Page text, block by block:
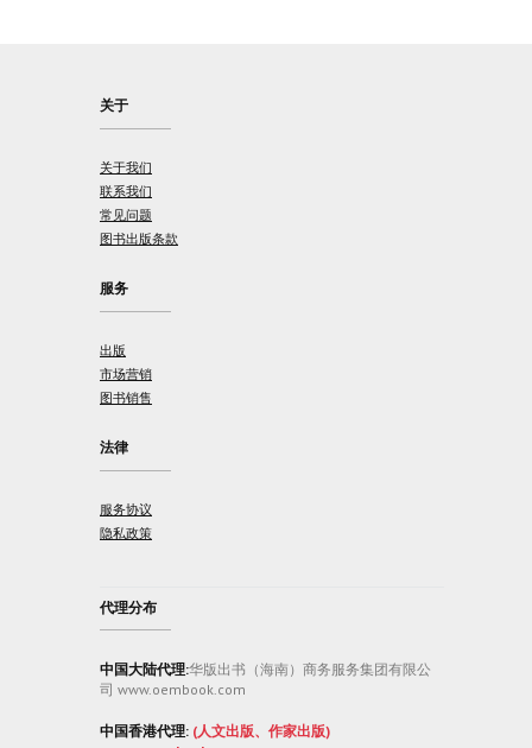
关于
关于我们
联系我们
常见问题
图书出版条款
服务
出版
市场营销
图书销售
法律
服务协议
隐私政策
代理分布
中国大陆代理:华版出书（海南）商务服务集团有限公
司 www.oembook.com
中国香港代理: (人文出版、作家出版)